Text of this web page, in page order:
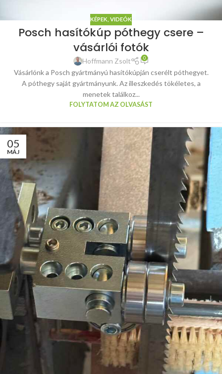
KÉPEK, VIDEÓK
Posch hasítókúp póthegy csere –
vásárlói fotók
Hoffmann Zsolt 0
Vásárlónk a Posch gyártmányú hasítókúpján cserélt póthegyet.
A póthegy saját gyártmányunk. Az illeszkedés tökéletes, a
menetek találkoz...
FOLYTATOM AZ OLVASÁST
05
MÁJ